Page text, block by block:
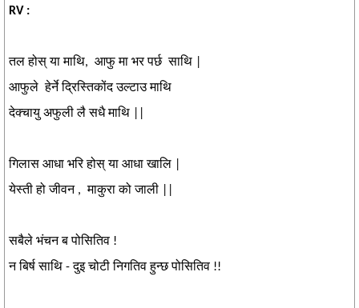
RV :
तल होस् या माथि, आफु मा भर पर्छ साथि |
आफुले हेर्ने द्रिस्तिकोंद उल्टाउ माथि
देक्चायु अफुली लै सधै माथि ||
गिलास आधा भरि होस् या आधा खालि |
येस्ती हो जीवन , माकुरा को जाली ||
सबैले भंचन ब पोसितिव !
न बिर्ष साथि - दुइ चोटी निगतिव हुन्छ पोसितिव !!